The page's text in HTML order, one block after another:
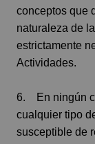
conceptos que
naturaleza de
estrictamente
Actividades.
6. En ningún
cualquier tipo
susceptible de